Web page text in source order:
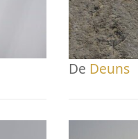
De Deuns